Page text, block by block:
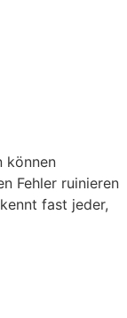
können
Fehler ruinieren
fast jeder,